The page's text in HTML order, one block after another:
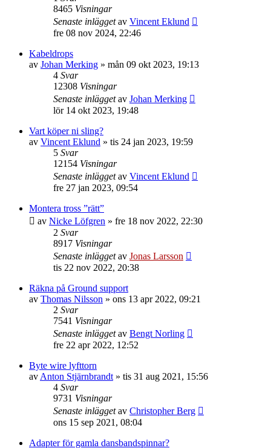
8465 Visningar
Senaste inläggetav Vincent Eklund
fre 08 nov 2024, 22:46
Kabeldrops
av Johan Merking » mån 09 okt 2023, 19:13
4 Svar
12308 Visningar
Senaste inläggetav Johan Merking
lör 14 okt 2023, 19:48
Vart köper ni sling?
av Vincent Eklund » tis 24 jan 2023, 19:59
5 Svar
12154 Visningar
Senaste inläggetav Vincent Eklund
fre 27 jan 2023, 09:54
Montera tross ”rätt”
av Nicke Löfgren » fre 18 nov 2022, 22:30
2 Svar
8917 Visningar
Senaste inläggetav Jonas Larsson
tis 22 nov 2022, 20:38
Räkna på Ground support
av Thomas Nilsson » ons 13 apr 2022, 09:21
2 Svar
7541 Visningar
Senaste inläggetav Bengt Norling
fre 22 apr 2022, 12:52
Byte wire lyfttorn
av Anton Stjärnbrandt » tis 31 aug 2021, 15:56
4 Svar
9731 Visningar
Senaste inläggetav Christopher Berg
ons 15 sep 2021, 08:04
Adapter för gamla dansbandspinnar?